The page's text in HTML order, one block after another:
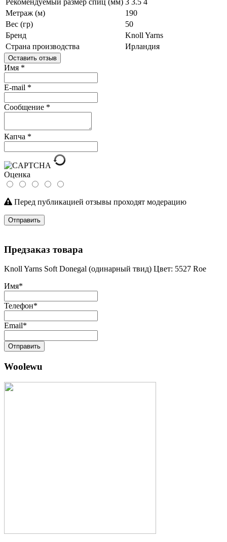
Метраж (м)
190
Вес (гр)
50
Бренд
Knoll Yarns
Страна производства
Ирландия
Оставить отзыв
Имя *
E-mail *
Сообщение *
Капча *
Оценка
Перед публикацией отзывы проходят модерацию
Отправить
Предзаказ товара
Knoll Yarns Soft Donegal (одинарный твид) Цвет: 5527 Roe
Имя*
Телефон*
Email*
Отправить
Woolewu